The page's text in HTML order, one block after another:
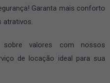
Garanta mais conforto
atrativos.
sobre valores com nossos
de locação ideal para sua